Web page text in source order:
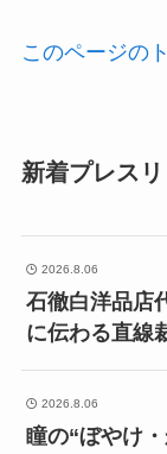
このページの
新着プレス
2026.8.06
石徹白洋品店
に伝わる直線
2026.8.06
瞳の“ぼやけ